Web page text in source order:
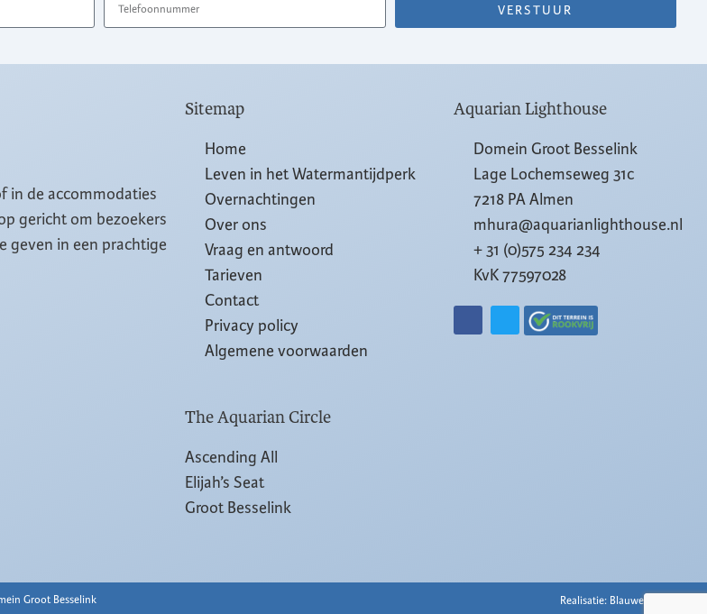
VERSTUUR
in de accommodaties
gericht om bezoekers
geven in een prachtige
Sitemap
Home
Leven in het Watermantijdperk
Overnachtingen
Over ons
Vraag en antwoord
Tarieven
Contact
Privacy policy
Algemene voorwaarden
The Aquarian Circle
Ascending All
Elijah’s Seat
Groot Besselink
Aquarian Lighthouse
Domein Groot Besselink
Lage Lochemseweg 31c
7218 PA Almen
mhura@aquarianlighthouse.nl
+ 31 (0)575 234 234
KvK 77597028
Groot Besselink Realisatie: Blauwe Nacht